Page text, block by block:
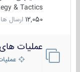
& Tactics
12,050 ارسال ها
عملیات های
عملیات